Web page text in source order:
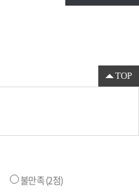
TOP
불만족(2점)